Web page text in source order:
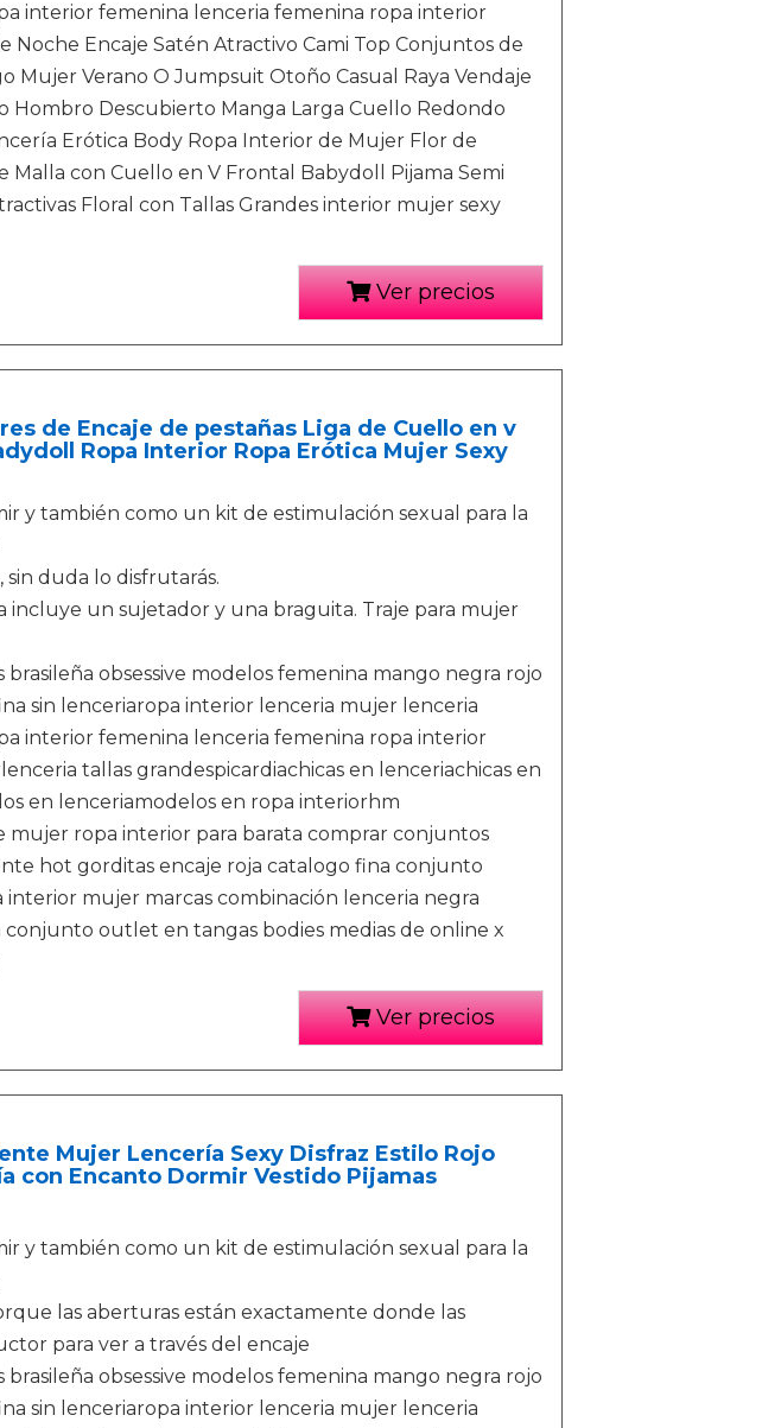
interior femenina lenceria femenina ropa interior
Noche Encaje Satén Atractivo Cami Top Conjuntos de
Mujer Verano O Jumpsuit Otoño Casual Raya Vendaje
Hombro Descubierto Manga Larga Cuello Redondo
Erótica Body Ropa Interior de Mujer Flor de
Malla con Cuello en V Frontal Babydoll Pijama Semi
Floral con Tallas Grandes interior mujer sexy
Ver precios
de Encaje de pestañas Liga de Cuello en v
Ropa Interior Ropa Erótica Mujer Sexy
y también como un kit de estimulación sexual para la
duda lo disfrutarás.
incluye un sujetador y una braguita. Traje para mujer
brasileña obsessive modelos femenina mango negra rojo
sin lenceriaropa interior lenceria mujer lenceria
interior femenina lenceria femenina ropa interior
tallas grandespicardiachicas en lenceriachicas en
en lenceriamodelos en ropa interiorhm
mujer ropa interior para barata comprar conjuntos
hot gorditas encaje roja catalogo fina conjunto
interior mujer marcas combinación lenceria negra
outlet en tangas bodies medias de online x
Ver precios
Mujer Lencería Sexy Disfraz Estilo Rojo
con Encanto Dormir Vestido Pijamas
y también como un kit de estimulación sexual para la
las aberturas están exactamente donde las
para ver a través del encaje
brasileña obsessive modelos femenina mango negra rojo
sin lenceriaropa interior lenceria mujer lenceria